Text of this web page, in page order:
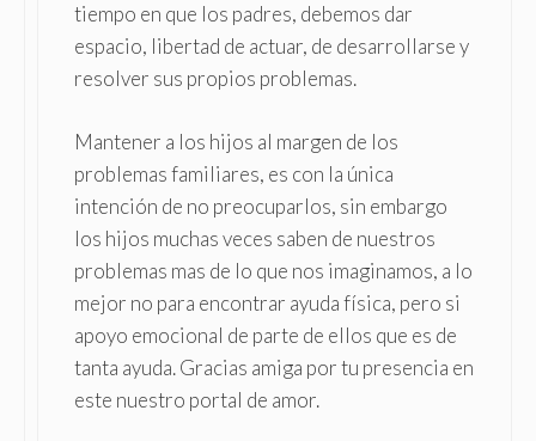
tiempo en que los padres, debemos dar
espacio, libertad de actuar, de desarrollarse y
resolver sus propios problemas.
Mantener a los hijos al margen de los
problemas familiares, es con la única
intención de no preocuparlos, sin embargo
los hijos muchas veces saben de nuestros
problemas mas de lo que nos imaginamos, a lo
mejor no para encontrar ayuda física, pero si
apoyo emocional de parte de ellos que es de
tanta ayuda. Gracias amiga por tu presencia en
este nuestro portal de amor.